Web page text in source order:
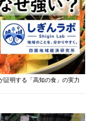
証明する「高知の食」の実力